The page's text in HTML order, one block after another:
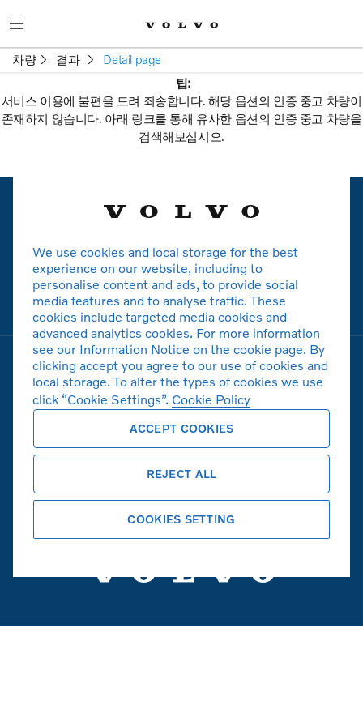
차량 결과
Detail page
팁:
서비스 이용에 불편을 드려 죄송합니다. 해당 옵션의 인증 중고 차량이
존재하지 않습니다. 아래 링크를 통해 유사한 옵션의 인증 중고 차량을
검색해보십시오.
볼보
모델
볼보자동차 공식 홈페이지
Copyright © 2026 Volvo Car Corporation
(또는 계열사 또는 라이센스 제공자).
법적고지사항 개인정보취급방침
We use cookies and local storage for the best
experience on our website, including to
personalise content and ads, to provide social
media features and to analyse traffic. These
cookies include targeted media cookies and
advanced analytics cookies. For more information
see our Information Notice on the cookie page. By
clicking accept you agree to our use of cookies and
local storage. To alter the types of cookies we use
click “Cookie Settings”. Cookie Policy
ACCEPT COOKIES
REJECT ALL
COOKIES SETTING